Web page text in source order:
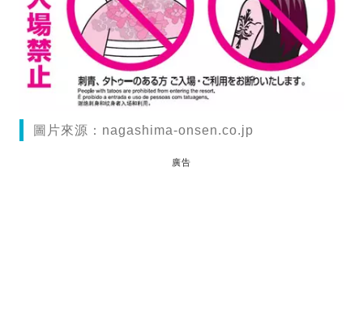
圖片來源：nagashima-onsen.co.jp
廣告